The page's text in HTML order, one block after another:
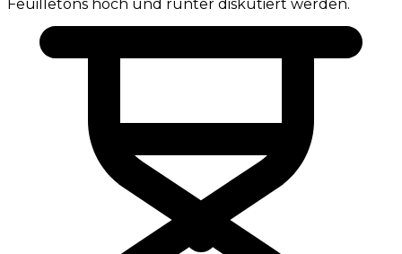
Feuilletons hoch und runter diskutiert werden.